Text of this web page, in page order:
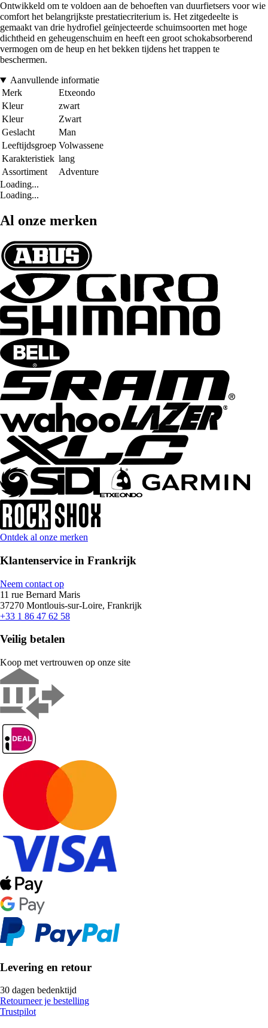
Ontwikkeld om te voldoen aan de behoeften van duurfietsers voor wie
comfort het belangrijkste prestatiecriterium is. Het zitgedeelte is
gemaakt van drie hydrofiel geïnjecteerde schuimsoorten met hoge
dichtheid en geheugenschuim en heeft een groot schokabsorberend
vermogen om de heup en het bekken tijdens het trappen te
beschermen.
Aanvullende informatie
Merk
Etxeondo
Kleur
zwart
Kleur
Zwart
Geslacht
Man
Leeftijdsgroep Volwassene
Karakteristiek lang
Assortiment
Adventure
Loading...
Loading...
Al onze merken
Ontdek al onze merken
Klantenservice in Frankrijk
Neem contact op
11 rue Bernard Maris
37270 Montlouis-sur-Loire, Frankrijk
+33 1 86 47 62 58
Veilig betalen
Koop met vertrouwen op onze site
Levering en retour
30 dagen bedenktijd
Retourneer je bestelling
Trustpilot